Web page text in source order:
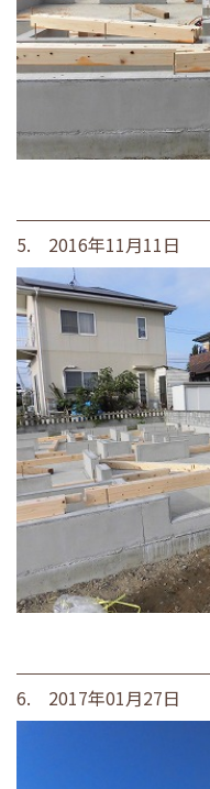
5. 2016年11月11日
6. 2017年01月27日